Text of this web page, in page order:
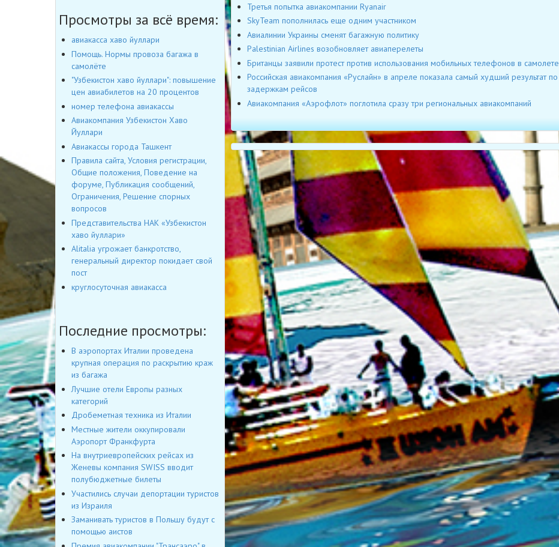
Третья попытка авиакомпании Ryanair
SkyTeam пополнилась еще одним участником
Авиалинии Украины сменят багажную политику
Palestinian Airlines возобновляет авиаперелеты
Британцы заявили протест против использования мобильных телефонов в самолете
Российская авиакомпания «Руслайн» в апреле показала самый худший результат по
задержкам рейсов
Авиакомпания «Аэрофлот» поглотила сразу три региональных авиакомпаний
Просмотры за всё время:
авиакасса хаво йуллари
Помощь. Нормы провоза багажа в
самолёте
"Узбекистон хаво йуллари": повышение
цен авиабилетов на 20 процентов
номер телефона авиакассы
Авиакомпания Узбекистон Хаво
Йуллари
Авиакассы города Ташкент
Правила сайта, Условия регистрации,
Общие положения, Поведение на
форуме, Публикация сообщений,
Ограничения, Решение спорных
вопросов
Представительства НАК «Узбекистон
хаво йуллари»
Alitalia угрожает банкротство,
генеральный директор покидает свой
пост
круглосуточная авиакасса
Последние просмотры:
В аэропортах Италии проведена
крупная операция по раскрытию краж
из багажа
Лучшие отели Европы разных
категорий
Дробеметная техника из Италии
Местные жители оккупировали
Аэропорт Франкфурта
На внутриевропейских рейсах из
Женевы компания SWISS вводит
полубюджетные билеты
Участились случаи депортации туристов
из Израиля
Заманивать туристов в Польшу будут с
помощью аистов